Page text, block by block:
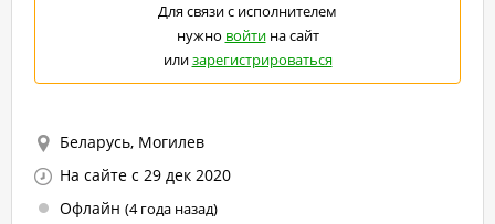
Для связи с исполнителем
нужно войтина сайт
илизарегистрироваться
Беларусь, Могилев
На сайте с 29 дек 2020
Офлайн (4 года назад)